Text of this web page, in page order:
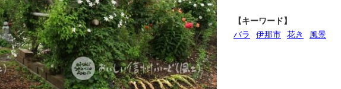
【キーワード】
バラ
伊那市 花き 風景